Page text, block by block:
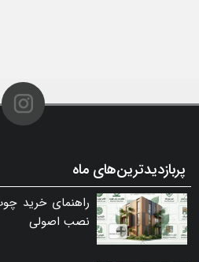
پربازدیدترین‌های ماه
راهنمای خرید
نصب اصولی